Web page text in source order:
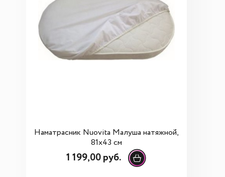
Наматрасник Nuovita Малуша натяжной,
81х43 см
1 199,00 руб.